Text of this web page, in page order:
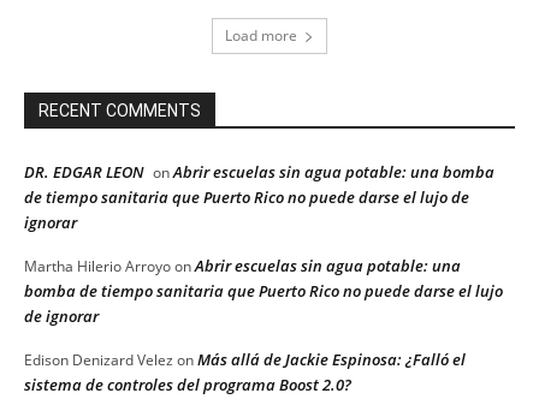
Load more
RECENT COMMENTS
DR. EDGAR LEON onAbrir escuelas sin agua potable: una bomba
de tiempo sanitaria que Puerto Rico no puede darse el lujo de
ignorar
Martha Hilerio ArroyoonAbrir escuelas sin agua potable: una
bomba de tiempo sanitaria que Puerto Rico no puede darse el lujo
de ignorar
Edison Denizard Velez onMás allá de Jackie Espinosa: ¿Falló el
sistema de controles del programa Boost 2.0?